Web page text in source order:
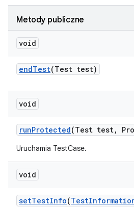
Metody publiczne
void
endTest(Test test)
void
runProtected(Test test,
Uruchamia TestCase.
void
setTestInfo(Test